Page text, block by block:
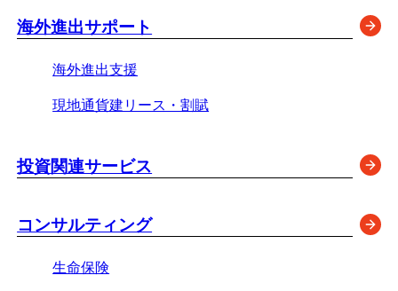
海外進出サポート
海外進出支援
現地通貨建リース・割賦
投資関連サービス
コンサルティング
生命保険